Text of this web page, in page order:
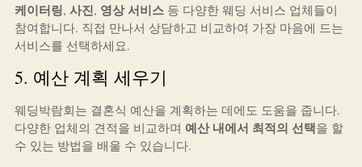
케이터링, 사진, 영상 서비스등 다양한 웨딩 서비스 업체들이
참여합니다. 직접 만나서 상담하고 비교하여 가장 마음에 드는
서비스를 선택하세요.
5. 예산 계획 세우기
웨딩박람회는 결혼식 예산을 계획하는 데에도 도움을 줍니다.
다양한 업체의 견적을 비교하며 예산 내에서 최적의 선택을 할
수 있는 방법을 배울 수 있습니다.